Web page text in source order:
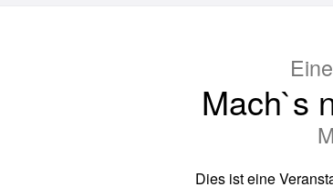
Mach`s
Dies ist eine